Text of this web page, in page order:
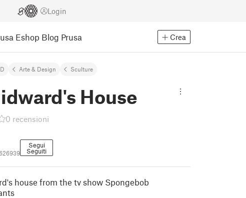
Login
Eshop Blog Prusa Crea
Arte & Design Sculture
House
0 recensioni
Segui
Seguiti
house from the tv show Spongebob